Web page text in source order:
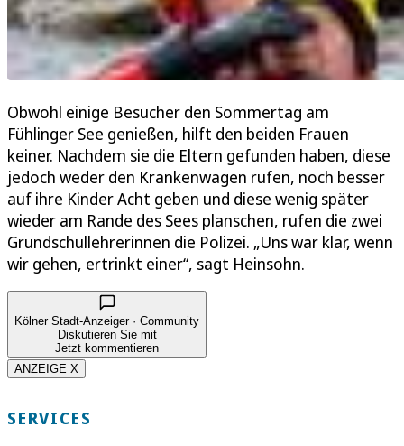
Obwohl einige Besucher den Sommertag am
Fühlinger See genießen, hilft den beiden Frauen
keiner. Nachdem sie die Eltern gefunden haben, diese
jedoch weder den Krankenwagen rufen, noch besser
auf ihre Kinder Acht geben und diese wenig später
wieder am Rande des Sees planschen, rufen die zwei
Grundschullehrerinnen die Polizei. „Uns war klar, wenn
wir gehen, ertrinkt einer“, sagt Heinsohn.
Kölner Stadt-Anzeiger · Community
Diskutieren Sie mit
Jetzt kommentieren
ANZEIGE X
SERVICES